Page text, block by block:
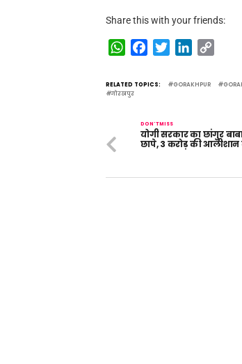
Share this with your friends:
WhatsAppFacebookTwitterLinkedIn
RELATED TOPICS: GORAKHPUR
गोरखपुर
DON'T MISS
योगी सरकार का छांगुर
छापे, 3 करोड़ की आलीशान